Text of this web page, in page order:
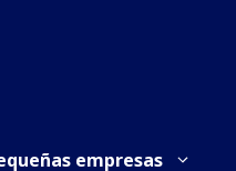
empresas